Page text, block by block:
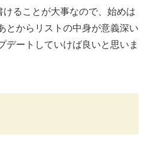
ることが大事なので、始めは
とからリストの中身が意義深い
デートしていけば良いと思いま